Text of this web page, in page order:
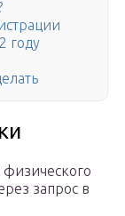
году
физического
запрос в